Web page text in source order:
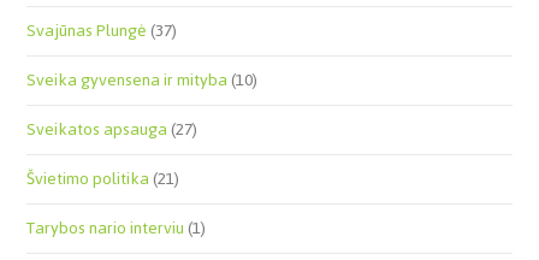
Svajūnas Plungė(37)
Sveika gyvensena ir mityba(10)
Sveikatos apsauga(27)
Švietimo politika(21)
Tarybos nario interviu(1)